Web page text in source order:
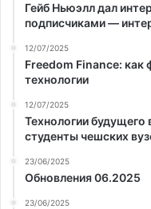
Гейб Ньюэлл дал
подписчиками —
12/07/2025
Freedom Finance: как
технологии
12/07/2025
Технологии будущего
студенты чешских
23/06/2025
Обновления 06.2025
23/06/2025